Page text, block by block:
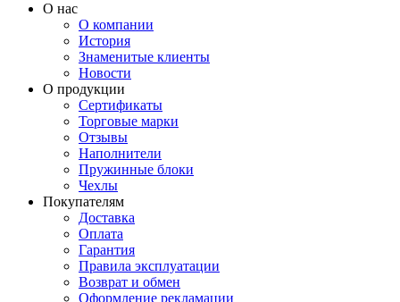
О нас
О компании
История
Знаменитые клиенты
Новости
О продукции
Сертификаты
Торговые марки
Отзывы
Наполнители
Пружинные блоки
Чехлы
Покупателям
Доставка
Оплата
Гарантия
Правила эксплуатации
Возврат и обмен
Оформление рекламации